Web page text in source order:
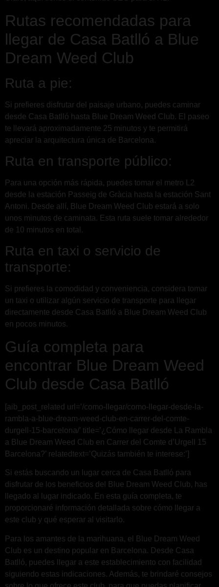
Rutas recomendadas para
llegar de Casa Batlló a Blue
Dream Weed Club
Ruta a pie:
Si prefieres disfrutar del paisaje urbano, puedes caminar
desde Casa Batlló hasta Blue Dream Weed Club. El paseo
te llevará aproximadamente 25 minutos y te permitirá
apreciar la arquitectura única de Barcelona.
Ruta en transporte público:
Para una opción más rápida, puedes tomar el metro L2
desde la estación Passeig de Gràcia hasta la estación Sant
Antoni. Desde allí, Blue Dream Weed Club estará a solo
unos minutos de caminata. Esta ruta suele tomar alrededor
de 10 minutos en total.
Ruta en taxi o servicio de
transporte:
Si prefieres la comodidad y conveniencia, considera tomar
un taxi o utilizar algún servicio de transporte para llegar
directamente desde Casa Batlló a Blue Dream Weed Club
en pocos minutos.
Guía completa para
encontrar Blue Dream Weed
Club desde Casa Batlló
[aib_post_related url=’/como-llegar/como-llegar-desde-la-
rambla-a-blue-dream-weed-club-en-carrer-del-comte-
durgell-15-barcelona/’ title=’¿Cómo llegar desde La Rambla
a Blue Dream Weed Club en Carrer del Comte d’Urgell 15
Barcelona?’ relatedtext=’Quizás también te interese:’]
Si estás buscando un lugar cerca de Casa Batlló para
disfrutar de los beneficios del Blue Dream Weed Club, has
llegado al lugar indicado. En esta guía completa, te
proporcionaré información detallada sobre cómo llegar a
este club y qué esperar al visitarlo.
Para los amantes de la marihuana, el Blue Dream Weed
Club es un destino popular en Barcelona. Desde Casa
Batlló, puedes llegar a este establecimiento con facilidad
siguiendo estas indicaciones. Además, te brindaré consejos